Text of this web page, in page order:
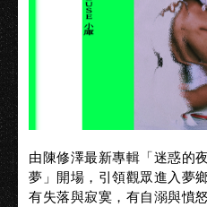
由陳修澤最新專輯「迷惑的
夢」開場，引領觀眾進入夢
有失落與寂寞，有自溺與憤